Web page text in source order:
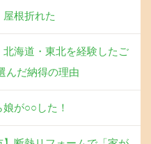
根折れた
北海道・東北を経験したご
んだ納得の理由
が○○した！